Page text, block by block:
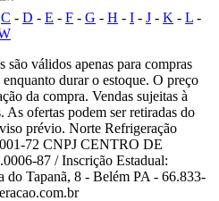
C - D - E - F - G - H - I - J - K - L -
válidos apenas para compras
durar o estoque. O preço
da compra. Vendas sujeitas à
As ofertas podem ser retiradas do
prévio. Norte Refrigeração
72 CNPJ CENTRO DE
87 / Inscrição Estadual:
do Tapanã, 8 - Belém PA - 66.833-